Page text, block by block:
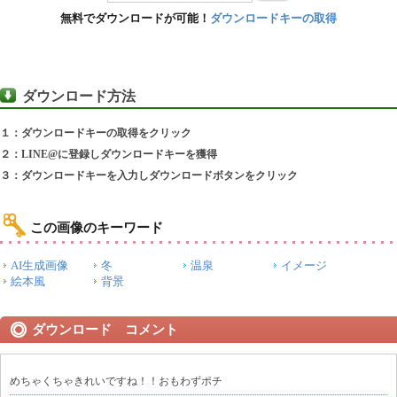
無料でダウンロードが可能！ ダウンロードキーの取得
ダウンロード方法
１：ダウンロードキーの取得をクリック
２：LINE@に登録しダウンロードキーを獲得
３：ダウンロードキーを入力しダウンロードボタンをクリック
この画像のキーワード
AI生成画像 冬 温泉
イメージ
絵本風
背景
ダウンロード コメント
めちゃくちゃきれいですね！！おもわずポチ